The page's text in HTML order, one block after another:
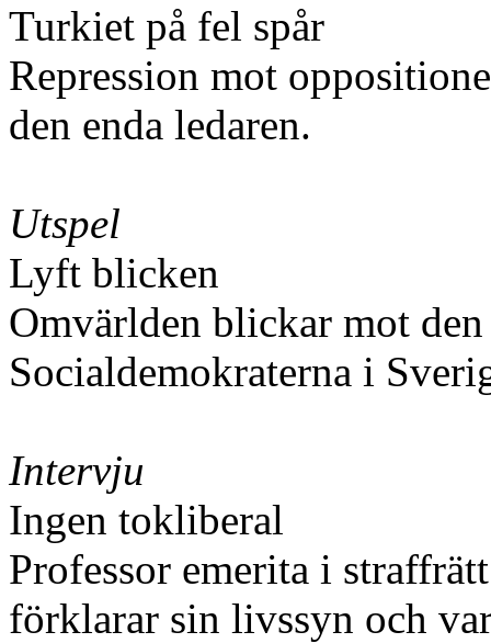
Turkiet på fel spår
Repression mot
den enda ledaren.
Utspel
Lyft blicken
Omvärlden blickar mot
Socialdemokraterna i
Intervju
Ingen tokliberal
Professor emerita i
förklarar sin livssyn och